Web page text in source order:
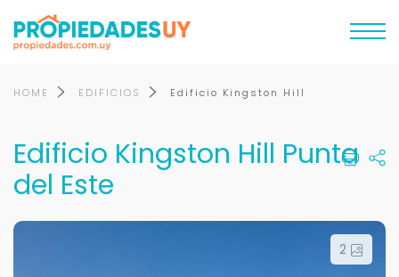
HOME EDIFICIOS Edificio Kingston Hill
Edificio Kingston Hill Punta
del Este
2